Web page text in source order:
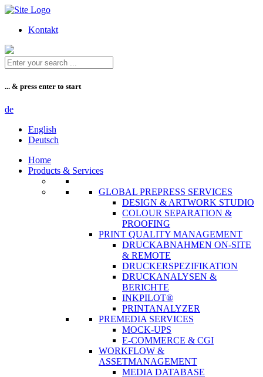
Zum
Kontakt
... & press enter to start
de
English
Deutsch
Home
Products & Services
GLOBAL PREPRESS SERVICES
DESIGN & ARTWORK STUDIO
COLOUR SEPARATION &
PROOFING
PRINT QUALITY MANAGEMENT
DRUCKABNAHMEN ON-SITE
& REMOTE
DRUCKERSPEZIFIKATION
DRUCKANALYSEN &
BERICHTE
INKPILOT®
PRINTANALYZER
PREMEDIA SERVICES
MOCK-UPS
E-COMMERCE & CGI
WORKFLOW &
ASSETMANAGEMENT
MEDIA DATABASE